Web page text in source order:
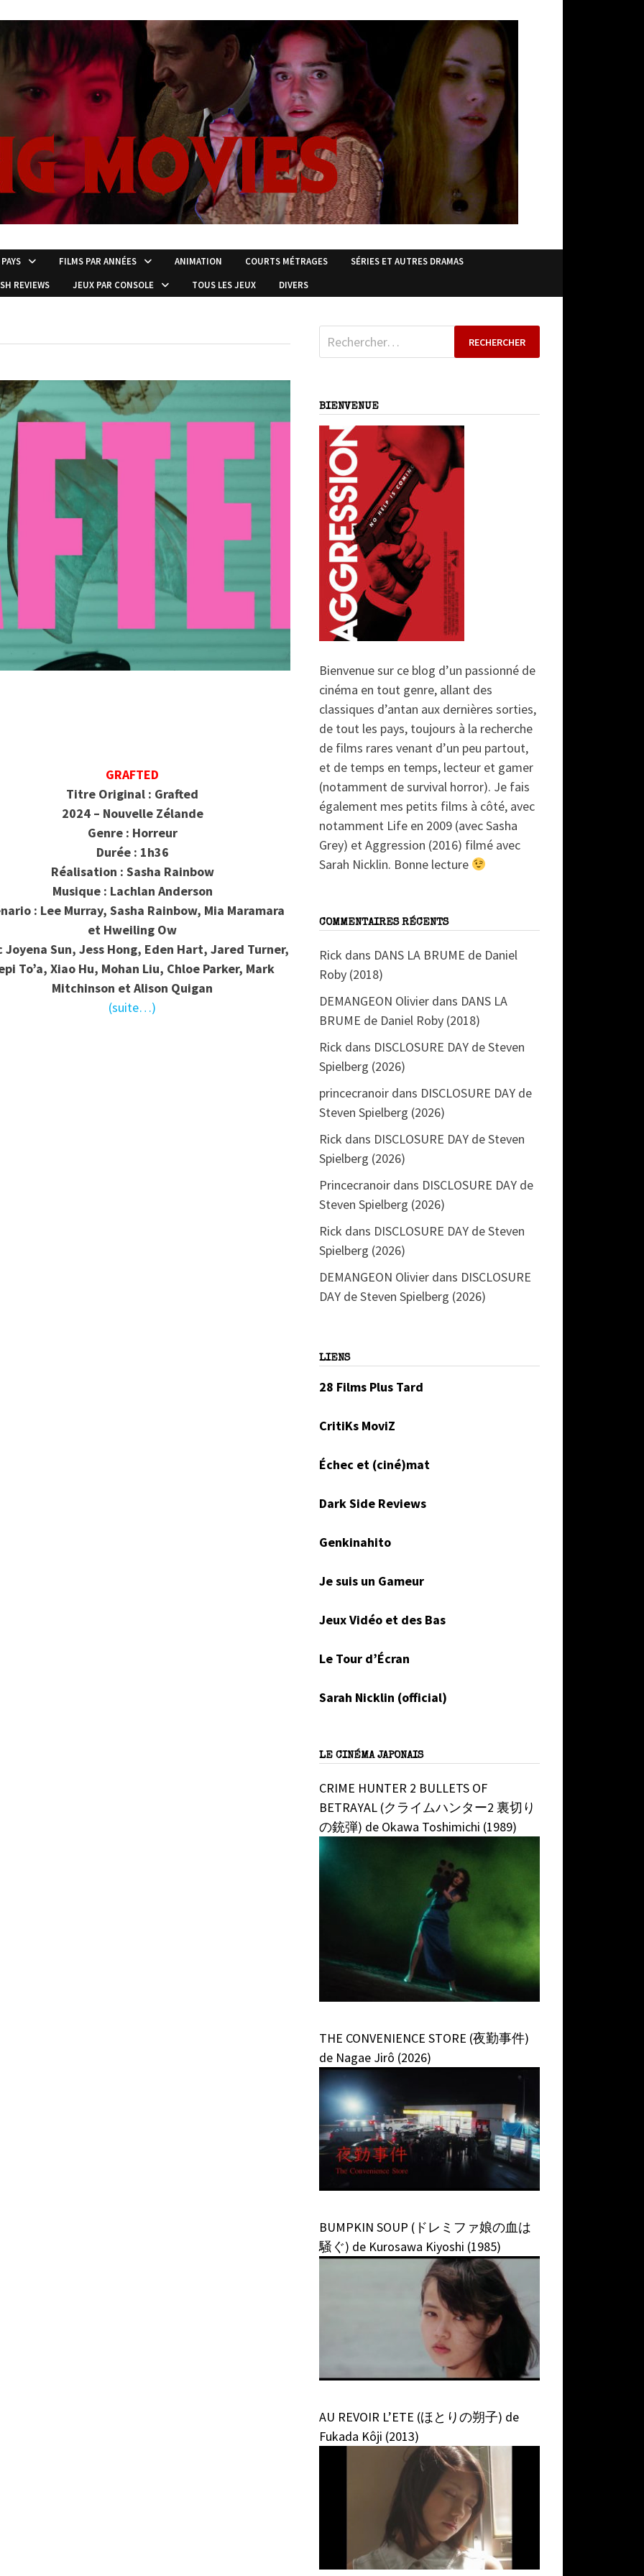
FILMS PAR ANNÉES ANIMATION COURTS MÉTRAGES
SÉRIES ET AUTRES DRAMAS
REVIEWS
JEUX PAR CONSOLE TOUS LES JEUX DIVERS
GRAFTED
Titre Original : Grafted
2024 – Nouvelle Zélande
Genre : Horreur
Durée : 1h36
Réalisation : Sasha Rainbow
Musique : Lachlan Anderson
: Lee Murray, Sasha Rainbow, Mia Maramara
et Hweiling Ow
Joyena Sun, Jess Hong, Eden Hart, Jared Turner,
To’a, Xiao Hu, Mohan Liu, Chloe Parker, Mark
Mitchinson et Alison Quigan
(suite…)
Rechercher :
BIENVENUE
Bienvenue sur ce blog d’un passionné de
cinéma en tout genre, allant des
classiques d’antan aux dernières sorties,
de tout les pays, toujours à la recherche
de films rares venant d’un peu partout,
et de temps en temps, lecteur et gamer
(notamment de survival horror). Je fais
également mes petits films à côté, avec
notamment Life en 2009 (avec Sasha
Grey) et Aggression (2016) filmé avec
Sarah Nicklin. Bonne lecture
COMMENTAIRES RÉCENTS
Rick dans DANS LA BRUME de Daniel
Roby (2018)
DEMANGEON Olivier dans DANS LA
BRUME de Daniel Roby (2018)
Rick dans DISCLOSURE DAY de Steven
Spielberg (2026)
princecranoir dans DISCLOSURE DAY de
Steven Spielberg (2026)
Rick dans DISCLOSURE DAY de Steven
Spielberg (2026)
Princecranoir dans DISCLOSURE DAY de
Steven Spielberg (2026)
Rick dans DISCLOSURE DAY de Steven
Spielberg (2026)
DEMANGEON Olivier dans DISCLOSURE
DAY de Steven Spielberg (2026)
LIENS
28 Films Plus Tard
CritiKs MoviZ
Échec et (ciné)mat
Dark Side Reviews
Genkinahito
Je suis un Gameur
Jeux Vidéo et des Bas
Le Tour d’Écran
Sarah Nicklin (official)
LE CINÉMA JAPONAIS
CRIME HUNTER 2 BULLETS OF
BETRAYAL (クライムハンター2 裏切り
の銃弾) de Okawa Toshimichi (1989)
THE CONVENIENCE STORE (夜勤事件)
de Nagae Jirô (2026)
BUMPKIN SOUP (ドレミファ娘の血は
騒ぐ) de Kurosawa Kiyoshi (1985)
AU REVOIR L’ETE (ほとりの朔子) de
Fukada Kôji (2013)